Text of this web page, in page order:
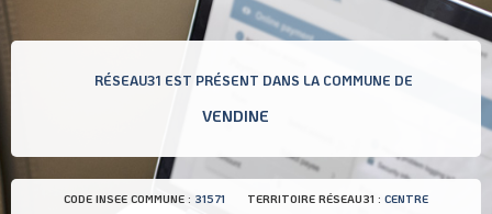
RÉSEAU31 EST PRÉSENT DANS LA COMMUNE DE
VENDINE
CODE INSEE COMMUNE : 31571 TERRITOIRE RÉSEAU31 : CENTRE